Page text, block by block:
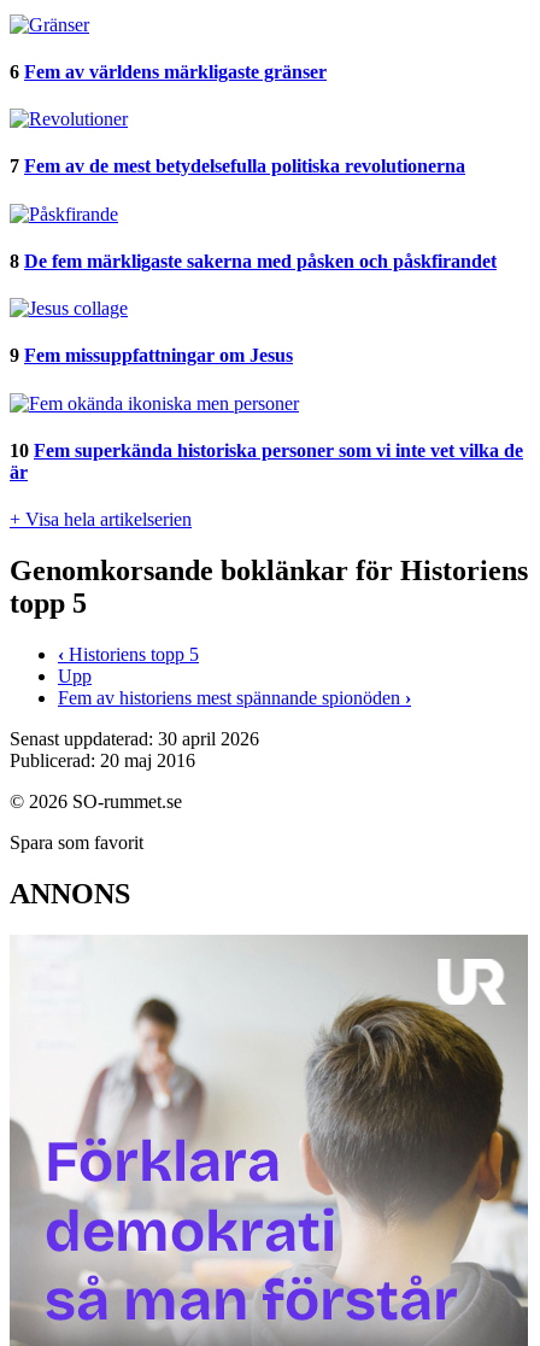
6 Fem av världens märkligaste gränser
7 Fem av de mest betydelsefulla politiska revolutionerna
8 De fem märkligaste sakerna med påsken och påskfirandet
9 Fem missuppfattningar om Jesus
10 Fem superkända historiska personer som vi inte vet vilka de
är
+ Visa hela artikelserien
Genomkorsande boklänkar för Historiens
topp 5
‹ Historiens topp 5
Upp
Fem av historiens mest spännande spionöden ›
Senast uppdaterad: 30 april 2026
Publicerad: 20 maj 2016
© 2026 SO-rummet.se
Spara som favorit
ANNONS